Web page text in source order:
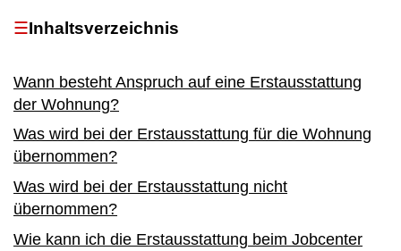
Inhaltsverzeichnis
Wann besteht Anspruch auf eine Erstausstattung
der Wohnung?
Was wird bei der Erstausstattung für die Wohnung
übernommen?
Was wird bei der Erstausstattung nicht
übernommen?
Wie kann ich die Erstausstattung beim Jobcenter